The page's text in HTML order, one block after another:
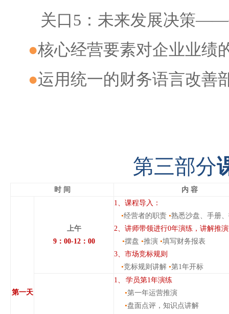
关口5：未来发展决策
●核心经营要素对企业业绩
●运用统一的财务语言改善
第三部分
时 间 内 容
第一天
上午
9： 00-12： 00
1、课程导入：
•经营者的职责 •熟悉沙盘、手册
2、讲师带领进行0年演练，讲解推
•摆盘 •推演 •填写财务报表
3、市场竞标规则
•竞标规则讲解 •第1年开标
1、 学员第1年演练
•第一年运营推演
•盘面点评，知识点讲解